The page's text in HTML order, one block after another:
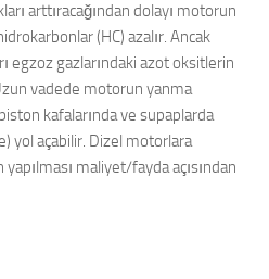
arttıracağından dolayı motorun
(HC) azalır. Ancak
egzoz gazlarındaki azot oksitlerin
vadede motorun yanma
kafalarında ve supaplarda
yol açabilir. Dizel motorlara
maliyet/fayda açısından